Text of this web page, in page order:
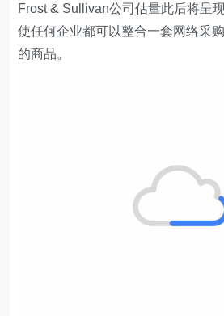
Frost & Sullivan公司估量此后将呈
使任何企业都可以整合一套网络采
的商品。